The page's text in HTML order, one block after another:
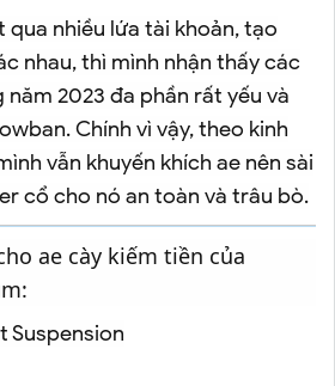
qua nhiều lứa tài khoản, tạo
nhau, thì mình nhận thấy các
2023 đa phần rất yếu và
Chính vì vậy, theo kinh
vẫn khuyến khích ae nên sài
cổ cho nó an toàn và trâu bò.
ae cày kiếm tiền của
Suspension